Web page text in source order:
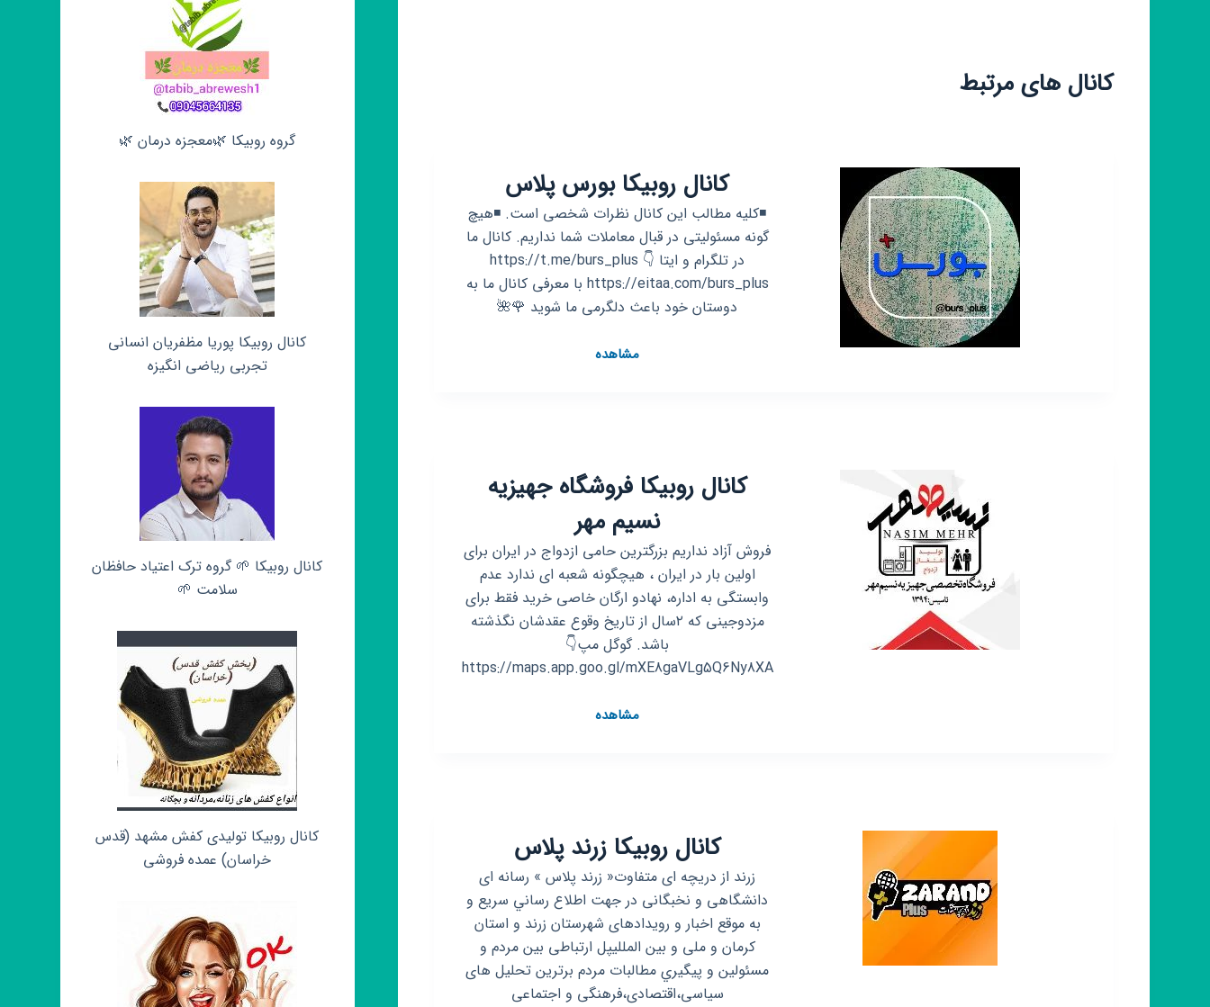
کانال های مرتبط
کانال روبیکا بورس پلاس
◾کلیه مطالب این کانال نظرات شخصی است. ◾هیچ
گونه مسئولیتی در قبال معاملات شما نداریم. کانال ما
در تلگرام و ایتا 👇 https://t.me/burs_plus
https://eitaa.com/burs_plus با معرفی کانال ما به
دوستان خود باعث دلگرمی ما شوید 🌹🌺
مشاهدهکانال
کانال روبیکا فروشگاه جهیزیه
نسیم مهر
فروش آزاد نداریم بزرگترین حامی ازدواج در ایران برای
اولین بار در ایران ، هیچگونه شعبه ای ندارد عدم
وابستگی به اداره، نهادو ارگان خاصی خرید فقط برای
مزدوجینی که ۲سال از تاریخ وقوع عقدشان نگذشته
باشد. گوگل مپ👇
https://maps.app.goo.gl/mXE8gaVLg5Q6Ny8XA
مشاهدهکانال
کانال روبیکا زرند پلاس
زرند از دریچه ای متفاوت« زرند پلاس » رسانه ای
دانشگاهی و نخبگانی در جهت اطلاع رساني سریع و
به موقع اخبار و رویدادهای شهرستان زرند و استان
کرمان و ملی و بین المللیپل ارتباطی بین مردم و
مسئولین و پيگيري مطالبات مردم برترین تحلیل های
سیاسی،اقتصادی،فرهنگی و اجتماعی
گروه روبیکا 🌿معجزه درمان 🌿
کانال روبیکا پوریا مظفریان انسانی
تجربی ریاضی انگیزه
کانال روبیکا 🌱 گروه ترک اعتیاد حافظان
سلامت 🌱
کانال روبیکا تولیدی کفش مشهد (قدس
خراسان) عمده فروشی